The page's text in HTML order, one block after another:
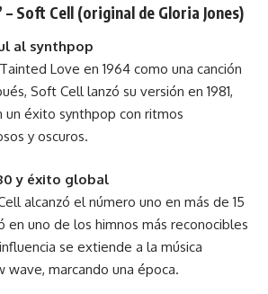
Soft Cell (original de Gloria Jones)
al synthpop
Love en 1964 como una canción
Soft Cell lanzó su versión en 1981,
un éxito synthpop con ritmos
y oscuros.
y éxito global
alcanzó el número uno en más de 15
en uno de los himnos más reconocibles
se extiende a la música
wave, marcando una época.